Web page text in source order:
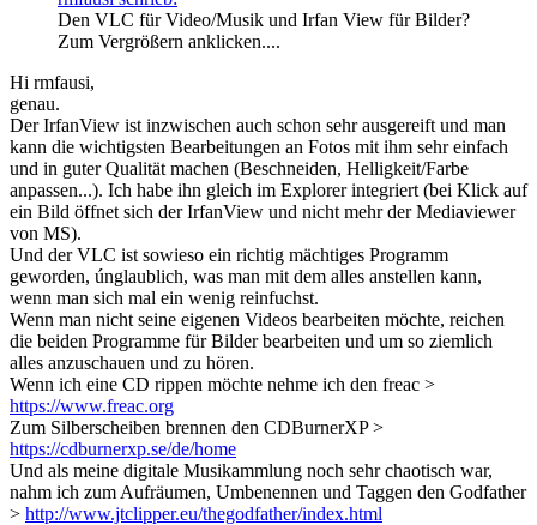
Den VLC für Video/Musik und Irfan View für Bilder?
Zum Vergrößern anklicken....
Hi rmfausi,
genau.
Der IrfanView ist inzwischen auch schon sehr ausgereift und man
kann die wichtigsten Bearbeitungen an Fotos mit ihm sehr einfach
und in guter Qualität machen (Beschneiden, Helligkeit/Farbe
anpassen...). Ich habe ihn gleich im Explorer integriert (bei Klick auf
ein Bild öffnet sich der IrfanView und nicht mehr der Mediaviewer
von MS).
Und der VLC ist sowieso ein richtig mächtiges Programm
geworden, únglaublich, was man mit dem alles anstellen kann,
wenn man sich mal ein wenig reinfuchst.
Wenn man nicht seine eigenen Videos bearbeiten möchte, reichen
die beiden Programme für Bilder bearbeiten und um so ziemlich
alles anzuschauen und zu hören.
Wenn ich eine CD rippen möchte nehme ich den freac >
https://www.freac.org
Zum Silberscheiben brennen den CDBurnerXP >
https://cdburnerxp.se/de/home
Und als meine digitale Musikammlung noch sehr chaotisch war,
nahm ich zum Aufräumen, Umbenennen und Taggen den Godfather
> http://www.jtclipper.eu/thegodfather/index.html